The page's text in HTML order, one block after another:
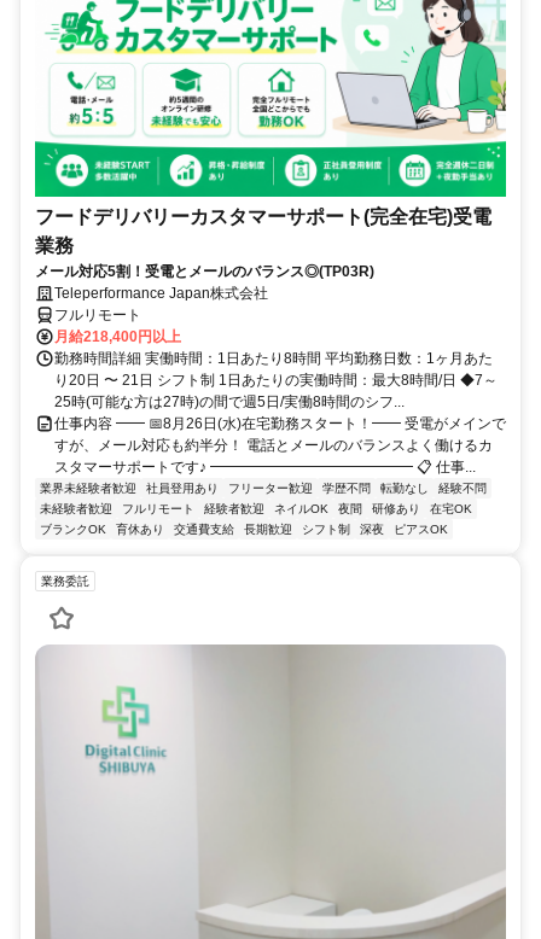
フードデリバリーカスタマーサポート(完全在宅)受電
業務
メール対応5割！受電とメールのバランス◎(TP03R)
Teleperformance Japan株式会社
フルリモート
月給218,400円以上
勤務時間詳細 実働時間：1日あたり8時間 平均勤務日数：1ヶ月あた
り20日 〜 21日 シフト制 1日あたりの実働時間：最大8時間/日 ◆7～
25時(可能な方は27時)の間で週5日/実働8時間のシフ...
仕事内容 ━━ 📅8月26日(水)在宅勤務スタート！━━ 受電がメインで
すが、メール対応も約半分！ 電話とメールのバランスよく働けるカ
スタマーサポートです♪ ━━━━━━━━━━━━━━ 📋 仕事...
業界未経験者歓迎 社員登用あり フリーター歓迎 学歴不問 転勤なし
経験不問
未経験者歓迎
フルリモート 経験者歓迎 ネイルOK 夜間 研修あり
在宅OK
ブランクOK
育休あり 交通費支給 長期歓迎 シフト制 深夜 ピアスOK
業務委託